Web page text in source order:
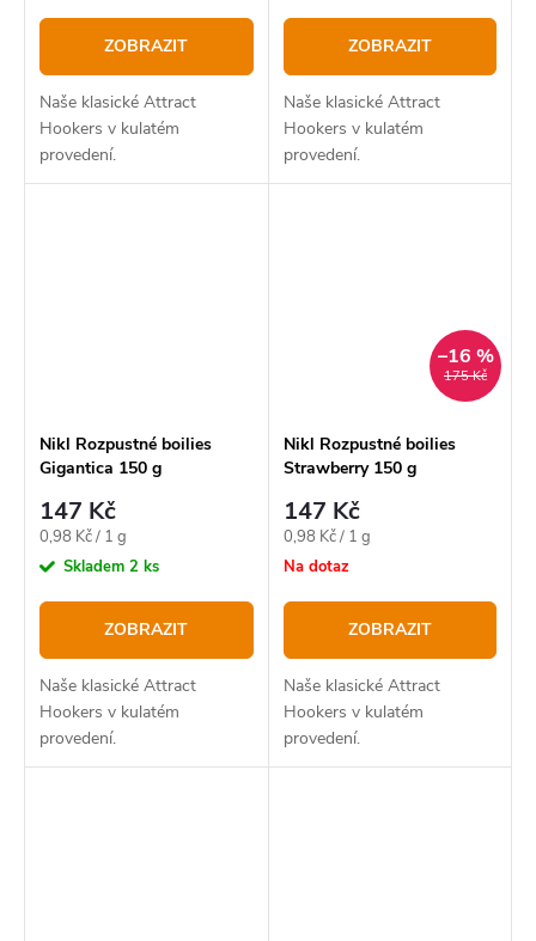
ZOBRAZIT
Naše klasické Attract
Hookers v kulatém
provedení.
ZOBRAZIT
Naše klasické Attract
Hookers v kulatém
provedení.
Nikl Rozpustné boilies
Gigantica 150 g
147 Kč
Měrná
cena:
0,98 Kč / 1 g
Skladem 2 ks
ZOBRAZIT
Naše klasické Attract
Hookers v kulatém
provedení.
175 Kč
–16 %
Nikl Rozpustné boilies
Strawberry 150 g
147 Kč
Měrná
cena:
0,98 Kč / 1 g
Na dotaz
ZOBRAZIT
Naše klasické Attract
Hookers v kulatém
provedení.